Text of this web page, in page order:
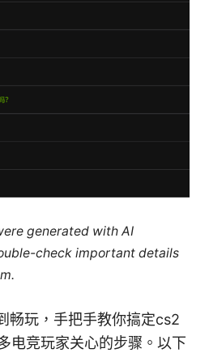
generated with AI
check important details
畅玩，手把手教你搞定cs2
电竞玩家关心的步骤。以下